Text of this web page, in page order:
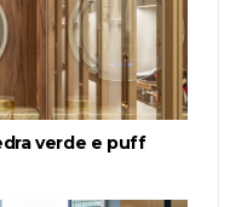
verde e puff